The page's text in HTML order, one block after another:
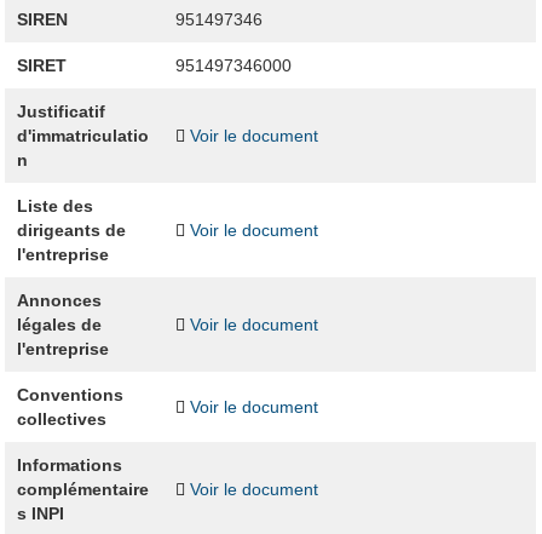
SIREN 951497346
SIRET 951497346000
Justificatif
d'immatriculatio
n
Voir le document
Liste des
dirigeants de
l'entreprise
Voir le document
Annonces
légales de
l'entreprise
Voir le document
Conventions
collectives
Voir le document
Informations
complémentaire
s INPI
Voir le document